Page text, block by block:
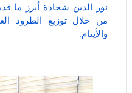
نور الدين شحادة أبرز ما
من خلال توزيع الطرود
والأيتام.